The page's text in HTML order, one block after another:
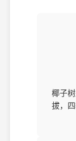
椰子
拔，